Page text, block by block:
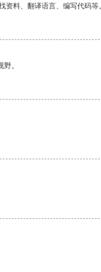
料、翻译语言、编写代码等。
。